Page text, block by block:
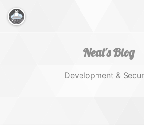
Neal's Blog
Development &